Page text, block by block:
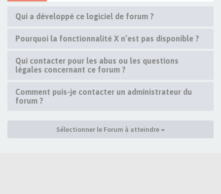
Qui a développé ce logiciel de forum ?
Pourquoi la fonctionnalité X n’est pas disponible ?
Qui contacter pour les abus ou les questions
légales concernant ce forum ?
Comment puis-je contacter un administrateur du
forum ?
Sélectionner le Forum à atteindre